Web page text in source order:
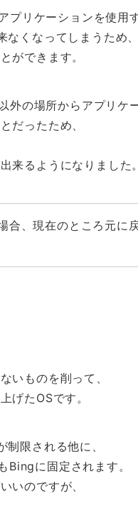
リケーションを使用
くなってしまうため、
ができます。
の場所からアプリケ
だったため、
来るようになりました。
合、現在のところ元に
いものを削って、
げたOSです。
限される他に、
Bingに固定されます。
いのですが、